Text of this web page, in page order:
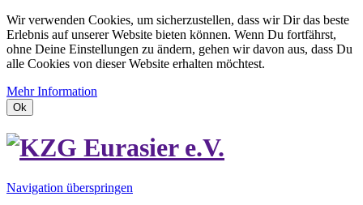
Wir verwenden Cookies, um sicherzustellen, dass wir Dir das beste
Erlebnis auf unserer Website bieten können. Wenn Du fortfährst,
ohne Deine Einstellungen zu ändern, gehen wir davon aus, dass Du
alle Cookies von dieser Website erhalten möchtest.
Mehr Information
Ok
Navigation überspringen